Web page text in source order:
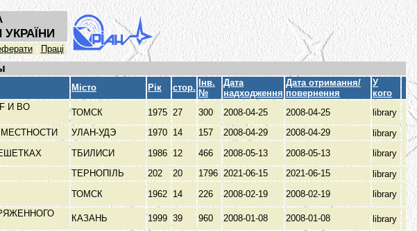
Праці
Місто Рік стор.
Інв.
№
Дата
надходження
Дата отримання/
повернення
У
кого
И ВО
ТОМСК 1975 27 300 2008-04-25 2008-04-25
library
УЛАН-УДЭ 1970 14 157 2008-04-29 2008-04-29
library
ТБИЛИСИ 1986 12 466 2008-05-13 2008-05-13
library
ТЕРНОПІЛЬ 202 20 1796 2021-06-15 2021-06-15
library
ТОМСК 1962 14 226 2008-02-19 2008-02-19 library
КАЗАНЬ 1999 39 960 2008-01-08 2008-01-08 library